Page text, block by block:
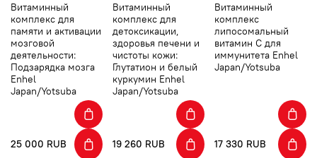
Витаминный
комплекс для
памяти и активации
мозговой
деятельности:
Подзарядка мозга
Enhel
Japan/Yotsuba
25 000 RUB
Витаминный
комплекс для
детоксикации,
здоровья печени и
чистоты кожи:
Глутатион и белый
куркумин Enhel
Japan/Yotsuba
19 260 RUB
Витаминный
комплекс
липосомальный
витамин С для
иммунитета Enhel
Japan/Yotsuba
17 330 RUB